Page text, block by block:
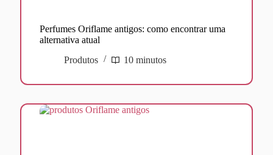
Perfumes Oriflame antigos: como encontrar uma
alternativa atual
Produtos
10 minutos